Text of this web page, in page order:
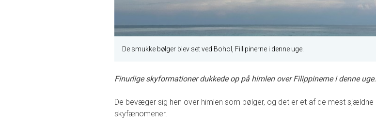
De smukke bølger blev set ved Bohol, Fillipinerne i denne uge.
Finurlige skyformationer dukkede op på himlen over Filippinerne i denne uge.
De bevæger sig hen over himlen som bølger, og det er et af de mest sjældne
skyfænomener.